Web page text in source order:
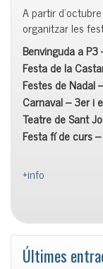
A partir
organitzar les
Benvinguda a P3
Festa de la
Festes de Nadal
Carnaval – 3er i
Teatre de Sant
Festa fí de curs
+info
Últimes